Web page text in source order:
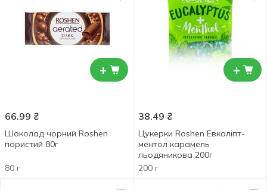
+
66.99 ₴
Шоколад чорний Roshen
пористий 80г
80 г
+
38.49 ₴
Цукерки Roshen Евкаліпт-
ментол карамель
льодяникова 200г
200 г